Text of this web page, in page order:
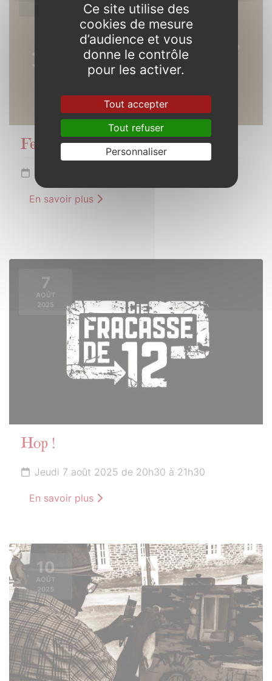
Festi’plein
En savoir plus
7
AOÛT
2025
Hop !
Jeudi 7 août 2025 de 20h30 à 21h30
En savoir plus
10
AOÛT
2025
Ce site utilise des
cookies de mesure
d’audience et vous
donne le contrôle
pour les activer.
Tout accepter
Tout refuser
Personnaliser